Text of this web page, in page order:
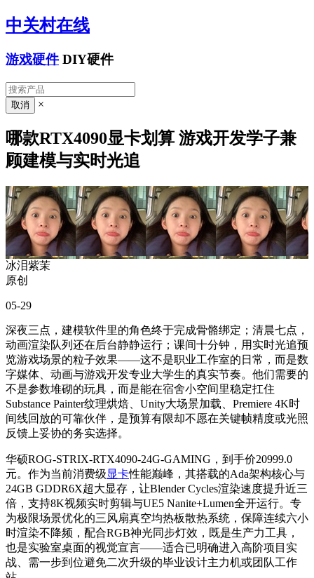
中关村在线
游戏硬件 DIY硬件
×
哪款RTX4090显卡划算 游戏开发学子兼
顾建模与实时光追
冰泪紫茉
原创
05-29
深夜三点，建模软件里的角色终于完成骨骼绑定；清晨七点，
动画渲染队列还在后台静静运行；课间十分钟，用实时光追预
览游戏场景的粒子效果——这不是职业工作室的日常，而是数
字媒体、动画与游戏开发专业大学生的真实节奏。他们需要的
不是参数堆砌的玩具，而是能在宿舍小空间里稳定扛住
Substance Painter纹理烘焙、Unity大场景加载、Premiere 4K时
间线回放的可靠伙伴，是预算有限却不愿在关键帧精度或光照
反馈上妥协的务实选择。
华硕ROG-STRIX-RTX4090-24G-GAMING，到手价20999.0
元。作为当前消费级显卡性能巅峰，其搭载的Ada架构核心与
24GB GDDR6X超大显存，让Blender Cycles渲染速度提升近三
倍，支持8K视频实时剪辑与UE5 Nanite+Lumen全开运行。专
为极限场景优化的三风扇真空均热板散热系统，保障连续六小
时渲染不降频，配合RGB神光同步灯效，既是生产力工具，
也是实验室桌面的视觉宣言——适合已明确进入高阶项目实
战、需一步到位避免二次升级的毕业设计主力机或团队工作